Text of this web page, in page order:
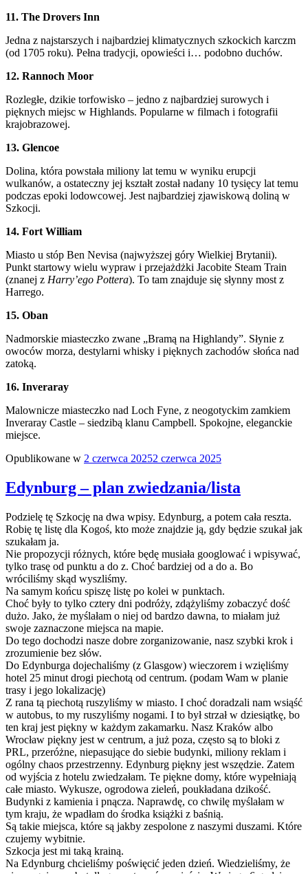
11. The Drovers Inn
Jedna z najstarszych i najbardziej klimatycznych szkockich karczm
(od 1705 roku). Pełna tradycji, opowieści i… podobno duchów.
12. Rannoch Moor
Rozległe, dzikie torfowisko – jedno z najbardziej surowych i
pięknych miejsc w Highlands. Popularne w filmach i fotografii
krajobrazowej.
13. Glencoe
Dolina, która powstała miliony lat temu w wyniku erupcji
wulkanów, a ostateczny jej kształt został nadany 10 tysięcy lat temu
podczas epoki lodowcowej. Jest najbardziej zjawiskową doliną w
Szkocji.
14. Fort William
Miasto u stóp Ben Nevisa (najwyższej góry Wielkiej Brytanii).
Punkt startowy wielu wypraw i przejażdżki Jacobite Steam Train
(znanej z Harry’ego Pottera). To tam znajduje się słynny most z
Harrego.
15. Oban
Nadmorskie miasteczko zwane „Bramą na Highlandy”. Słynie z
owoców morza, destylarni whisky i pięknych zachodów słońca nad
zatoką.
16. Inveraray
Malownicze miasteczko nad Loch Fyne, z neogotyckim zamkiem
Inveraray Castle – siedzibą klanu Campbell. Spokojne, eleganckie
miejsce.
Opublikowane w 2 czerwca 20252 czerwca 2025
Edynburg – plan zwiedzania/lista
Podzielę tę Szkocję na dwa wpisy. Edynburg, a potem cała reszta.
Robię tę listę dla Kogoś, kto może znajdzie ją, gdy będzie szukał jak
szukałam ja.
Nie propozycji różnych, które będę musiała googlować i wpisywać,
tylko trasę od punktu a do z. Choć bardziej od a do a. Bo
wróciliśmy skąd wyszliśmy.
Na samym końcu spiszę listę po kolei w punktach.
Choć były to tylko cztery dni podróży, zdążyliśmy zobaczyć dość
dużo. Jako, że myślałam o niej od bardzo dawna, to miałam już
swoje zaznaczone miejsca na mapie.
Do tego dochodzi nasze dobre zorganizowanie, nasz szybki krok i
zrozumienie bez słów.
Do Edynburga dojechaliśmy (z Glasgow) wieczorem i wzięliśmy
hotel 25 minut drogi piechotą od centrum. (podam Wam w planie
trasy i jego lokalizację)
Z rana tą piechotą ruszyliśmy w miasto. I choć doradzali nam wsiąść
w autobus, to my ruszyliśmy nogami. I to był strzał w dziesiątkę, bo
ten kraj jest piękny w każdym zakamarku. Nasz Kraków albo
Wrocław piękny jest w centrum, a już poza, często są to bloki z
PRL, przeróżne, niepasujące do siebie budynki, miliony reklam i
ogólny chaos przestrzenny. Edynburg piękny jest wszędzie. Zatem
od wyjścia z hotelu zwiedzałam. Te piękne domy, które wypełniają
całe miasto. Wykusze, ogrodowa zieleń, poukładana dzikość.
Budynki z kamienia i pnącza. Naprawdę, co chwilę myślałam w
tym kraju, że wpadłam do środka książki z baśnią.
Są takie miejsca, które są jakby zespolone z naszymi duszami. Które
czujemy wybitnie.
Szkocja jest mi taką krainą.
Na Edynburg chcieliśmy poświęcić jeden dzień. Wiedzieliśmy, że